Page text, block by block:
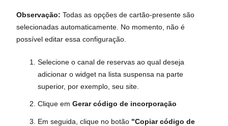
Observação: Todas as opções de cartão-presente são
selecionadas automaticamente. No momento, não é
possível editar essa configuração.
Selecione o canal de reservas ao qual deseja
adicionar o widget na lista suspensa na parte
superior, por exemplo, seu site.
Clique em Gerar código de incorporação
Em seguida, clique no botão "Copiar código de